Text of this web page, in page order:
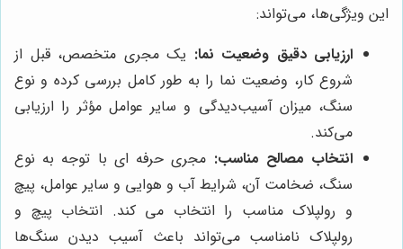
این ویژگی‌ها، می‌تواند:
ارزیابی دقیق وضعیت نما: یک مجری متخصص، قبل از
شروع کار، وضعیت نما را به طور کامل بررسی کرده و نوع
سنگ، میزان آسیب‌دیدگی و سایر عوامل مؤثر را ارزیابی
می‌کند.
انتخاب مصالح مناسب: مجری حرفه ای با توجه به نوع
سنگ، ضخامت آن، شرایط آب و هوایی و سایر عوامل، پیچ
و رولپلاک مناسب را انتخاب می کند. انتخاب پیچ و
رولپلاک نامناسب می‌تواند باعث آسیب دیدن سنگ‌ها